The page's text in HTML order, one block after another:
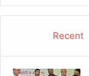
Recent